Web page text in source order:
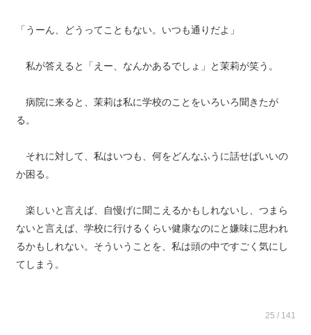
「うーん、どうってこともない。いつも通りだよ」
私が答えると「えー、なんかあるでしょ」と茉莉が笑う。
病院に来ると、茉莉は私に学校のことをいろいろ聞きたが
る。
それに対して、私はいつも、何をどんなふうに話せばいいの
か困る。
楽しいと言えば、自慢げに聞こえるかもしれないし、つまら
ないと言えば、学校に行けるくらい健康なのにと嫌味に思われ
るかもしれない。そういうことを、私は頭の中ですごく気にし
てしまう。
25 / 141